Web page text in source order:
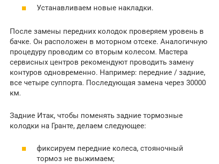
Устанавливаем новые накладки.
После замены передних колодок проверяем уровень в
бачке. Он расположен в моторном отсеке. Аналогичную
процедуру проводим со вторым колесом. Мастера
сервисных центров рекомендуют проводить замену
контуров одновременно. Например: передние / задние,
все четыре суппорта. Последующая замена через 30000
км.
Задние Итак, чтобы поменять задние тормозные
колодки на Гранте, делаем следующее:
фиксируем передние колеса, стояночный
тормоз не выжимаем;